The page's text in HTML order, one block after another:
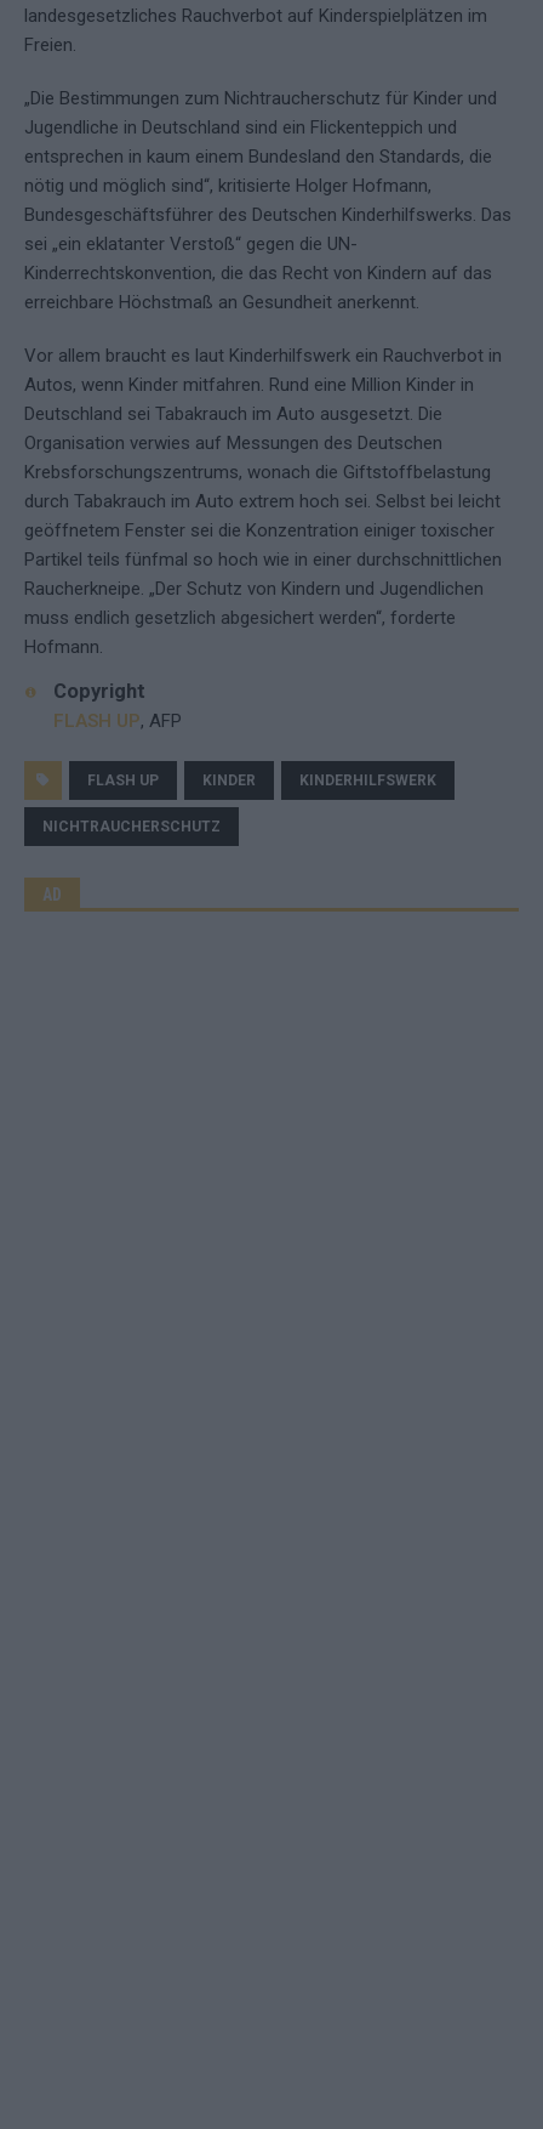
landesgesetzliches Rauchverbot auf Kinderspielplätzen im
Freien.
„Die Bestimmungen zum Nichtraucherschutz für Kinder und
Jugendliche in Deutschland sind ein Flickenteppich und
entsprechen in kaum einem Bundesland den Standards, die
nötig und möglich sind“, kritisierte Holger Hofmann,
Bundesgeschäftsführer des Deutschen Kinderhilfswerks. Das
sei „ein eklatanter Verstoß“ gegen die UN-
Kinderrechtskonvention, die das Recht von Kindern auf das
erreichbare Höchstmaß an Gesundheit anerkennt.
Vor allem braucht es laut Kinderhilfswerk ein Rauchverbot in
Autos, wenn Kinder mitfahren. Rund eine Million Kinder in
Deutschland sei Tabakrauch im Auto ausgesetzt. Die
Organisation verwies auf Messungen des Deutschen
Krebsforschungszentrums, wonach die Giftstoffbelastung
durch Tabakrauch im Auto extrem hoch sei. Selbst bei leicht
geöffnetem Fenster sei die Konzentration einiger toxischer
Partikel teils fünfmal so hoch wie in einer durchschnittlichen
Raucherkneipe. „Der Schutz von Kindern und Jugendlichen
muss endlich gesetzlich abgesichert werden“, forderte
Hofmann.
Copyright
FLASH UP, AFP
FLASH UP KINDER KINDERHILFSWERK
NICHTRAUCHERSCHUTZ
AD